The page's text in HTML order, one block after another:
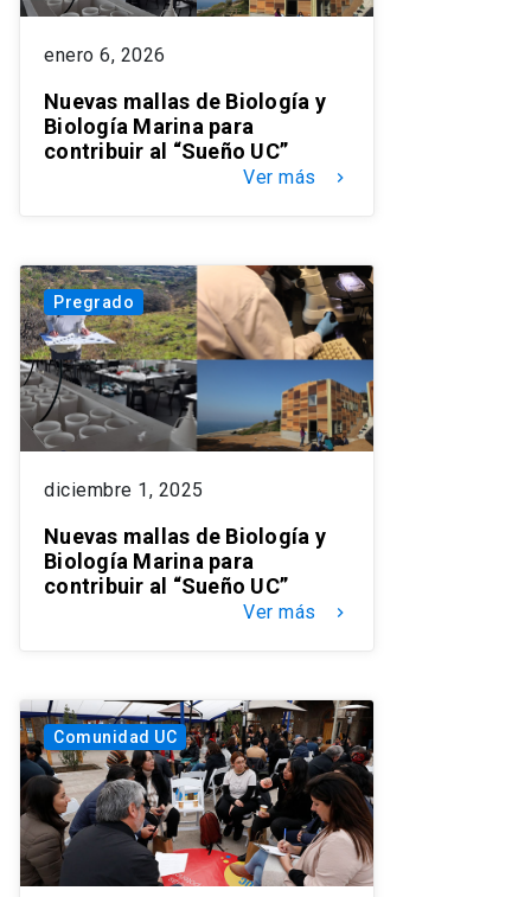
enero 6, 2026
Nuevas mallas de Biología y
Biología Marina para
contribuir al “Sueño UC”
Ver más keyboard_arrow_right
Pregrado
diciembre 1, 2025
Nuevas mallas de Biología y
Biología Marina para
contribuir al “Sueño UC”
Ver más keyboard_arrow_right
Comunidad UC